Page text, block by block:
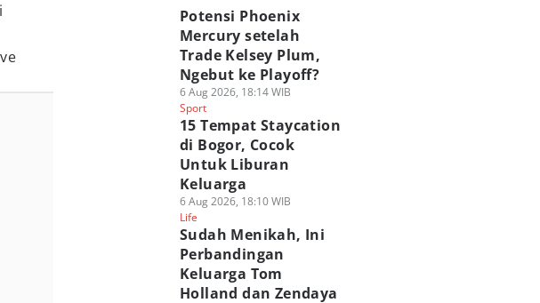
Potensi Phoenix
Mercury setelah
Trade Kelsey Plum,
Ngebut ke Playoff?
6 Aug 2026, 18:14 WIB
Sport
15 Tempat Staycation
di Bogor, Cocok
Untuk Liburan
Keluarga
6 Aug 2026, 18:10 WIB
Life
Sudah Menikah, Ini
Perbandingan
Keluarga Tom
Holland dan Zendaya